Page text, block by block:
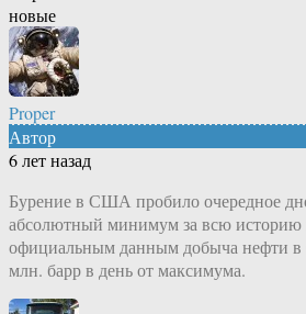
новые
Proper
Автор
6 лет назад
Бурение в США пробило очередное
абсолютный минимум за всю
официальным данным добыча нефти
млн. барр в день от максимума.